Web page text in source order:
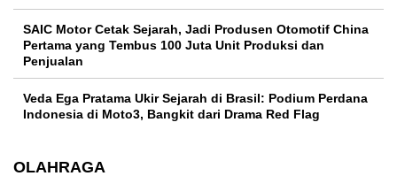
SAIC Motor Cetak Sejarah, Jadi Produsen Otomotif China
Pertama yang Tembus 100 Juta Unit Produksi dan
Penjualan
Veda Ega Pratama Ukir Sejarah di Brasil: Podium Perdana
Indonesia di Moto3, Bangkit dari Drama Red Flag
OLAHRAGA